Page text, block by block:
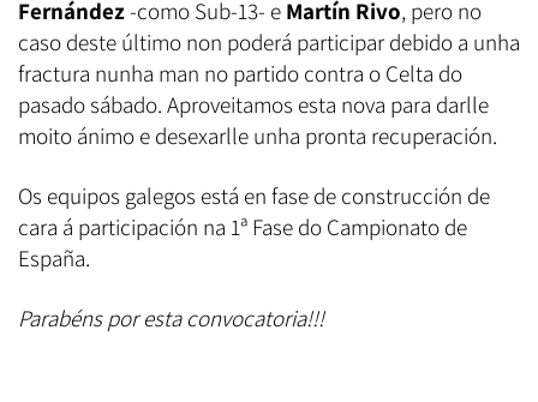
Fernández-como Sub-13- e Martín Rivo, pero no
caso deste último non poderá participar debido a unha
fractura nunha man no partido contra o Celta do
pasado sábado. Aproveitamos esta nova para darlle
moito ánimo e desexarlle unha pronta recuperación.
Os equipos galegos está en fase de construcción de
cara á participación na 1ª Fase do Campionato de
España.
Parabéns por esta convocatoria!!!